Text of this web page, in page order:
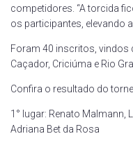
competidores. “A torcida
os participantes, elevando
Foram 40 inscritos, vindos
Caçador, Criciúma e Rio
Confira o resultado do
1° lugar: Renato Malmann,
Adriana Bet da Rosa